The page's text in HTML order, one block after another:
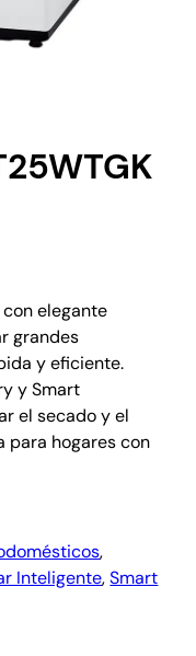
elegante
grandes
y eficiente.
y Smart
el secado y el
para hogares con
Inteligente, Smart